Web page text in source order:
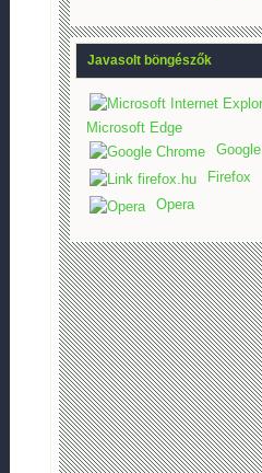
Javasolt böngészők
Microsoft Edge
Firefox
Opera